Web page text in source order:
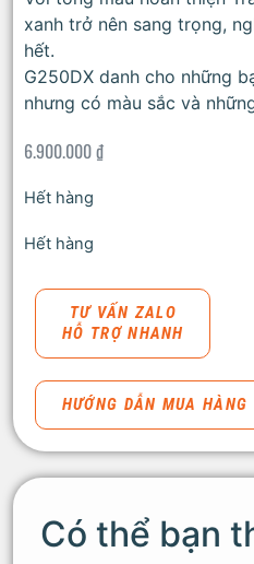
xanh trở nên sang trọng,
hết.
G250DX danh cho những
nhưng có màu sắc và
6.900.000₫
Hết hàng
Hết hàng
TƯ VẤN ZALO
HỖ TRỢ NHANH
HƯỚNG DẪN MUA HÀNG
Có thể bạn